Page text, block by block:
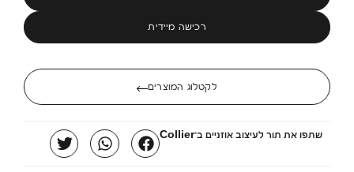
רכישה מיידית
לקטלוג המוצרים
שתפו את תור לעיצוב אוזניים ב־Collier